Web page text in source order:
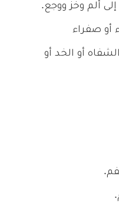
ألم وخز ووجع.
أو صفراء
أو الخد أو